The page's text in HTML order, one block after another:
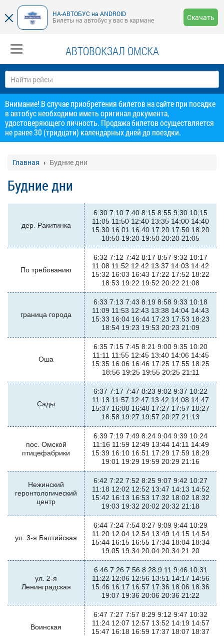
НА-АВТОБУС на ANDROID
Билеты на автобус у вас в кармане
Скачать
АВТОВОКЗАЛ ОМСКА
Внимание! В случае приобретения билетов на сайте при посадке
в автобус необходимо иметь оригинал документа,
удостоверяющего личность. Продажа билетов осуществляется
не ранее 30 (тридцати) календарных дней до поездки.
Главная Будние дни
Будние дни
дер. Ракитинка
6:30 7:10 7:40 8:15 8:55 9:30 10:15
11:05 11:50 12:40 13:35 14:00 14:40
15:30 16:01 16:40 17:20 17:50 18:20
18:50 19:20 19:50 20:20 21:05
По требованию
6:32 7:12 7:42 8:17 8:57 9:32 10:17
11:08 11:52 12:42 13:37 14:03 14:42
15:32 16:03 16:43 17:22 17:52 18:22
18:53 19:22 19:52 20:22 21:08
граница города
6:33 7:13 7:43 8:19 8:58 9:33 10:18
11:09 11:53 12:43 13:38 14:04 14:43
15:33 16:04 16:44 17:23 17:53 18:23
18:54 19:23 19:53 20:23 21:09
Оша
6:35 7:15 7:45 8:21 9:00 9:35 10:20
11:11 11:55 12:45 13:40 14:06 14:45
15:35 16:06 16:46 17:25 17:55 18:25
18:56 19:25 19:55 20:25 21:11
Сады
6:37 7:17 7:47 8:23 9:02 9:37 10:22
11:13 11:57 12:47 13:42 14:08 14:47
15:37 16:08 16:48 17:27 17:57 18:27
18:58 19:27 19:57 20:27 21:13
пос. Омской
птицефабрики
6:39 7:19 7:49 8:24 9:04 9:39 10:24
11:16 11:59 12:49 13:44 14:11 14:49
15:39 16:10 16:51 17:29 17:59 18:29
19:01 19:29 19:59 20:29 21:16
Нежинский
геронтологический
центр
6:42 7:22 7:52 8:25 9:07 9:42 10:27
11:18 12:02 12:52 13:47 14:13 14:52
15:42 16:13 16:53 17:32 18:02 18:32
19:03 19:32 20:02 20:32 21:18
ул. 3-я Балтийская
6:44 7:24 7:54 8:27 9:09 9:44 10:29
11:20 12:04 12:54 13:49 14:15 14:54
15:44 16:15 16:55 17:34 18:04 18:34
19:05 19:34 20:04 20:34 21:20
ул. 2-я
Ленинградская
6:46 7:26 7:56 8:28 9:11 9:46 10:31
11:22 12:06 12:56 13:51 14:17 14:56
15:46 16:17 16:57 17:36 18:06 18:36
19:07 19:36 20:06 20:36 21:22
Воинская
6:47 7:27 7:57 8:29 9:12 9:47 10:32
11:24 12:07 12:57 13:52 14:19 14:57
15:47 16:18 16:59 17:37 18:07 18:37